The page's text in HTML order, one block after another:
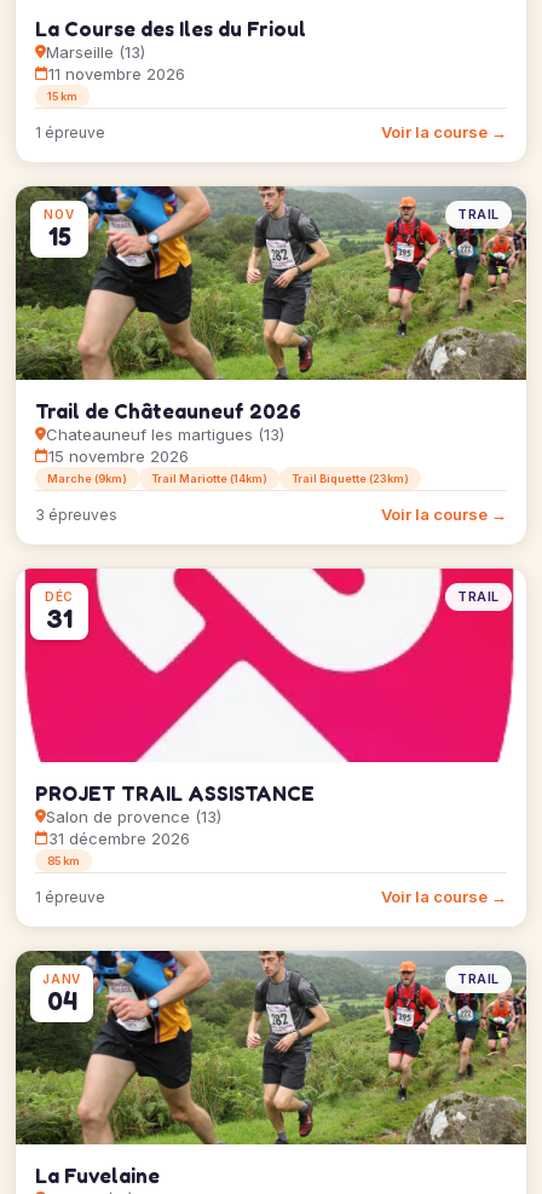
La Course des Iles du Frioul
Marseille (13)
11 novembre 2026
15 km
1 épreuve Voir la course →
NOV
15
TRAIL
Trail de Châteauneuf 2026
Chateauneuf les martigues (13)
15 novembre 2026
Marche (9km) Trail Mariotte (14km) Trail Biquette (23km)
3 épreuves Voir la course →
DÉC
31
TRAIL
PROJET TRAIL ASSISTANCE
Salon de provence (13)
31 décembre 2026
85 km
1 épreuve Voir la course →
JANV
04
TRAIL
La Fuvelaine